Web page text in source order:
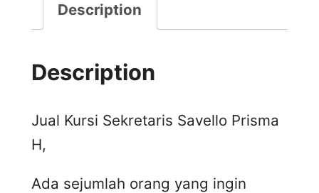
Description
Description
Jual Kursi Sekretaris Savello Prisma
H,
Ada sejumlah orang yang ingin